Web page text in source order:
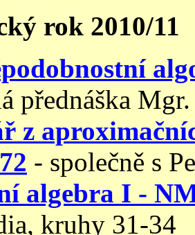
rok 2010/11
přednáška
z
- společně s
algebra I -
kruhy 31-34